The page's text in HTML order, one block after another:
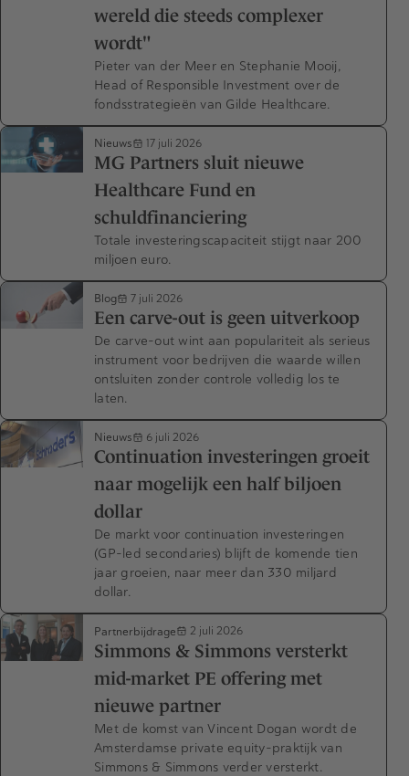
wereld die steeds complexer
wordt"
Pieter van der Meer en Stephanie Mooij,
Head of Responsible Investment over de
fondsstrategieën van Gilde Healthcare.
Nieuws 17 juli 2026
MG Partners sluit nieuwe
Healthcare Fund en
schuldfinanciering
Totale investeringscapaciteit stijgt naar 200
miljoen euro.
Blog 7 juli 2026
Een carve-out is geen uitverkoop
De carve-out wint aan populariteit als serieus
instrument voor bedrijven die waarde willen
ontsluiten zonder controle volledig los te
laten.
Nieuws 6 juli 2026
Continuation investeringen groeit
naar mogelijk een half biljoen
dollar
De markt voor continuation investeringen
(GP-led secondaries) blijft de komende tien
jaar groeien, naar meer dan 330 miljard
dollar.
Partnerbijdrage 2 juli 2026
Simmons & Simmons versterkt
mid-market PE offering met
nieuwe partner
Met de komst van Vincent Dogan wordt de
Amsterdamse private equity-praktijk van
Simmons & Simmons verder versterkt.